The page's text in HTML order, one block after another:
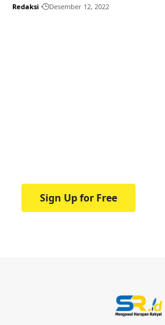
Redaksi Desember 12, 2022
Sign Up for Free